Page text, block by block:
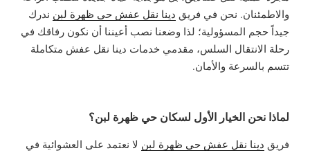
والاطمئنان. نحن في فريق دينا نقل عفش حي ظهرة لبن ندرك
جيداً حجم المسؤولية؛ لذا وضعنا نصب أعيننا أن نكون رفاقك في
رحلة الانتقال السلس، مقدمي خدمات دينا نقل عفش متكاملة
تتسم بالسرعة والأمان.
لماذا نحن الخيار الأول لسكان حي ظهرة لبن؟
فريق دينا نقل عفش حي ظهرة لبن لا نعتمد على العشوائية في